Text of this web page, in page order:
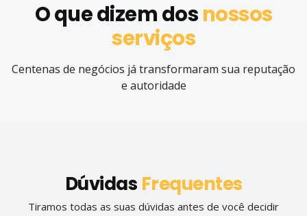
O que dizem dos nossos
serviços
Centenas de negócios já transformaram sua reputação
e autoridade
Dúvidas Frequentes
Tiramos todas as suas dúvidas antes de você decidir